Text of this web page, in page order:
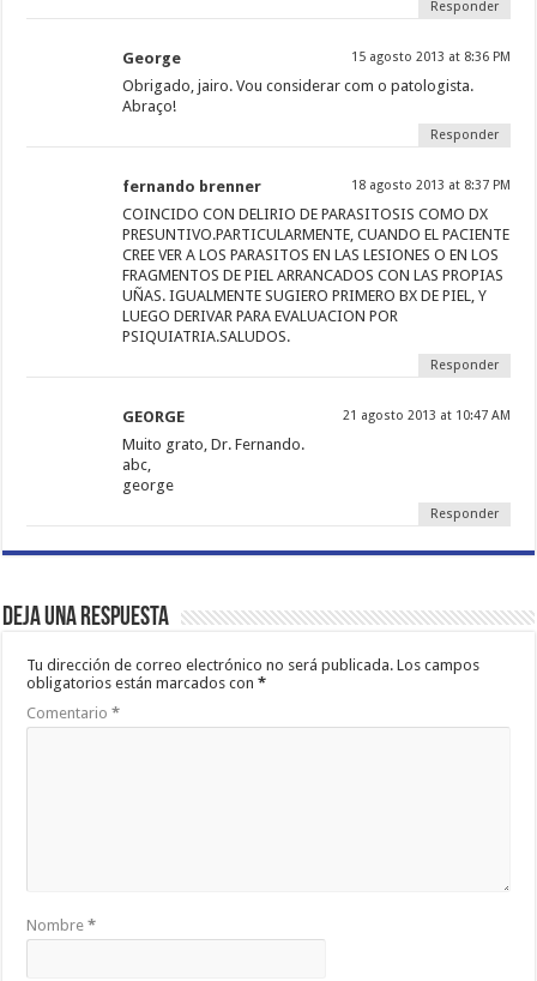
Responder
George 15 agosto 2013 at 8:36 PM
Obrigado, jairo. Vou considerar com o patologista.
Abraço!
Responder
fernando brenner 18 agosto 2013 at 8:37 PM
COINCIDO CON DELIRIO DE PARASITOSIS COMO DX
PRESUNTIVO.PARTICULARMENTE, CUANDO EL PACIENTE
CREE VER A LOS PARASITOS EN LAS LESIONES O EN LOS
FRAGMENTOS DE PIEL ARRANCADOS CON LAS PROPIAS
UÑAS. IGUALMENTE SUGIERO PRIMERO BX DE PIEL, Y
LUEGO DERIVAR PARA EVALUACION POR
PSIQUIATRIA.SALUDOS.
Responder
GEORGE 21 agosto 2013 at 10:47 AM
Muito grato, Dr. Fernando.
abc,
george
Responder
Deja una respuesta
Tu dirección de correo electrónico no será publicada. Los campos
obligatorios están marcados con*
Comentario*
Nombre*